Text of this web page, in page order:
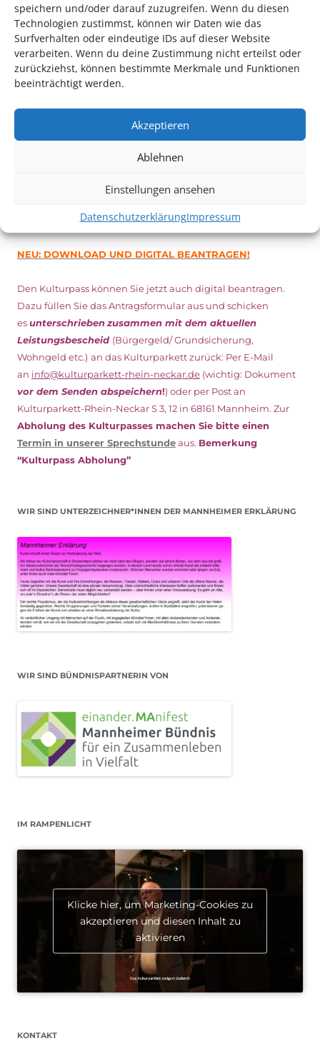
speichern und/oder darauf zuzugreifen. Wenn du diesen
Technologien zustimmst, können wir Daten wie das
Surfverhalten oder eindeutige IDs auf dieser Website
verarbeiten. Wenn du deine Zustimmung nicht erteilst oder
zurückziehst, können bestimmte Merkmale und Funktionen
beeinträchtigt werden.
Akzeptieren
Ablehnen
Einstellungen ansehen
DatenschutzerklärungImpressum
Auch dieses Jahr findet wieder das
Festival des deutschen
Filmsin Ludwigshafen statt.
Vom 19. August bist zum 9. September
Weitere Details zum Festival finden Sie
DIGITAL KULTURPASS BEANTRAGEN
NEU: DOWNLOAD UND DIGITAL BEANTRAGEN!
Den Kulturpass können Sie jetzt auch digital beantragen.
Dazu füllen Sie das Antragsformular aus und schicken
esunterschriebenzusammen mit dem aktuellen
Leistungsbescheid (Bürgergeld/ Grundsicherung,
Wohngeld etc.) an das Kulturparkett zurück: Per E-Mail
an info@kulturparkett-rhein-neckar.de (wichtig: Dokument
vor dem Senden abspeichern!) oder per Post an
Kulturparkett-Rhein-Neckar S 3, 12 in 68161 Mannheim. Zur
Abholung des Kulturpasses machen Sie bitte einen
Termin in unserer Sprechstundeaus. Bemerkung
“Kulturpass Abholung”
WIR SIND UNTERZEICHNER*INNEN DER MANNHEIMER ERKLÄRUNG
WIR SIND BÜNDNISPARTNERIN VON
IM RAMPENLICHT
Klicke hier, um Marketing-Cookies zu
akzeptieren und diesen Inhalt zu
aktivieren
KONTAKT